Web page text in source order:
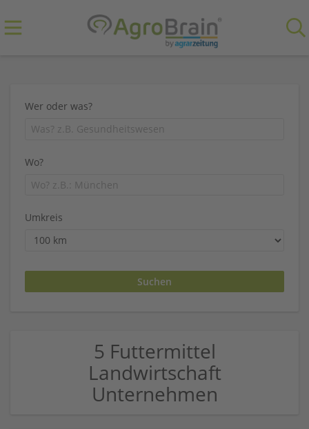
Wer oder was?
Wo?
Umkreis
5 Futtermittel
Landwirtschaft
Unternehmen